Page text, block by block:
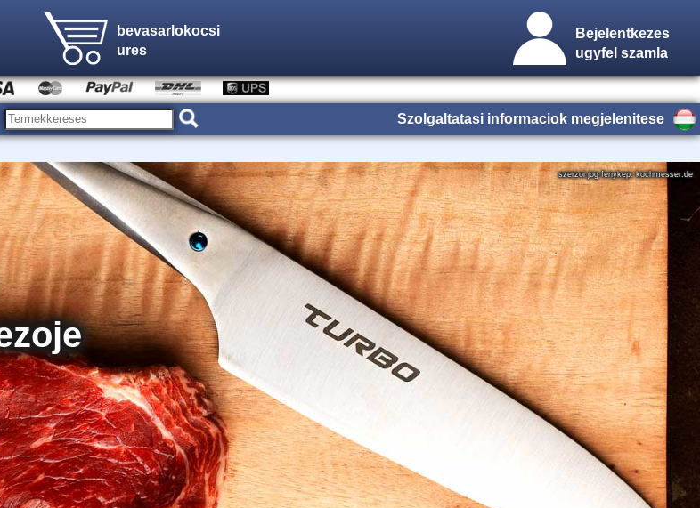
bevasarlokocsi
ures
Bejelentkezes
ugyfel szamla
Szolgaltatasi informaciok megjelenitese
szerzoi jog fenykep: kochmesser.de